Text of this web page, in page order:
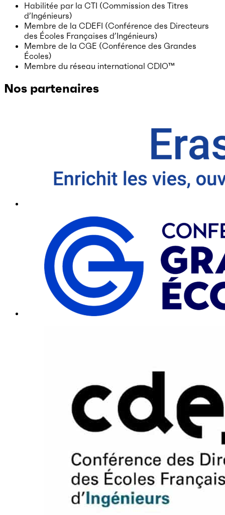
Habilitée par la CTI (Commission des Titres
d’Ingénieurs)
Membre de la CDEFI (Conférence des Directeurs
des Écoles Françaises d’Ingénieurs)
Membre de la CGE (Conférence des Grandes
Écoles)
Membre du réseau international CDIO™
Nos partenaires